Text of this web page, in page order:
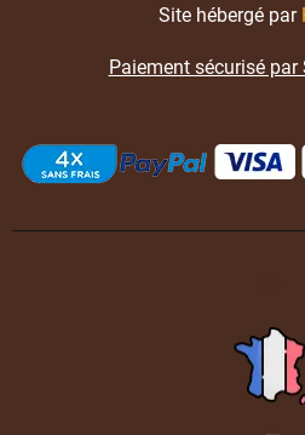
Site hébergé par
Paiement sécurisé par